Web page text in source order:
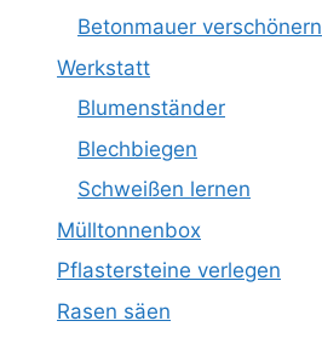
Betonmauer verschönern
Werkstatt
Blumenständer
Blechbiegen
Schweißen lernen
Mülltonnenbox
Pflastersteine verlegen
Rasen säen